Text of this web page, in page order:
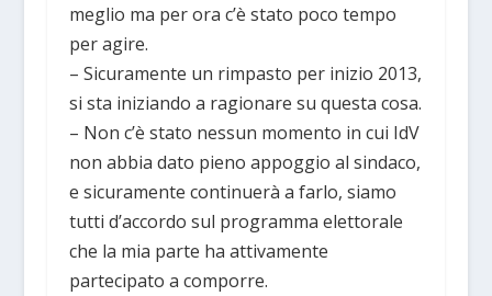
meglio ma per ora c’è stato poco tempo
per agire.
– Sicuramente un rimpasto per inizio 2013,
si sta iniziando a ragionare su questa cosa.
– Non c’è stato nessun momento in cui IdV
non abbia dato pieno appoggio al sindaco,
e sicuramente continuerà a farlo, siamo
tutti d’accordo sul programma elettorale
che la mia parte ha attivamente
partecipato a comporre.